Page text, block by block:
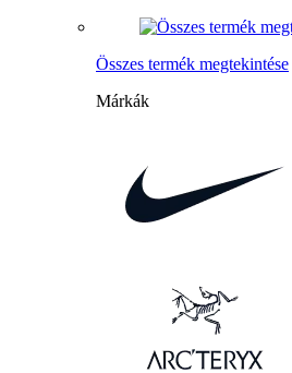
Összes termék megtekintése
Márkák